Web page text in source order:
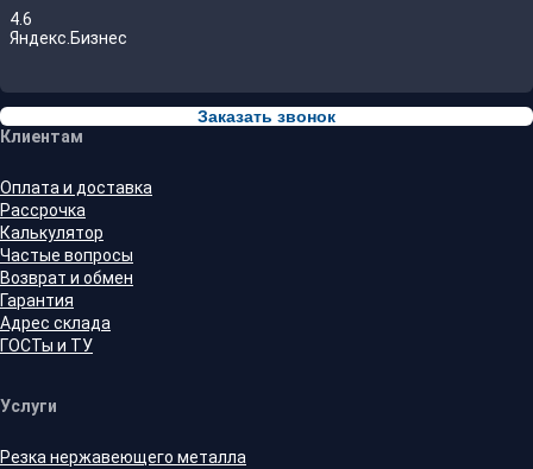
4.6
Яндекс.Бизнес
Заказать звонок
Клиентам
Оплата и доставка
Рассрочка
Калькулятор
Частые вопросы
Возврат и обмен
Гарантия
Адрес склада
ГОСТы и ТУ
Услуги
Резка нержавеющего металла